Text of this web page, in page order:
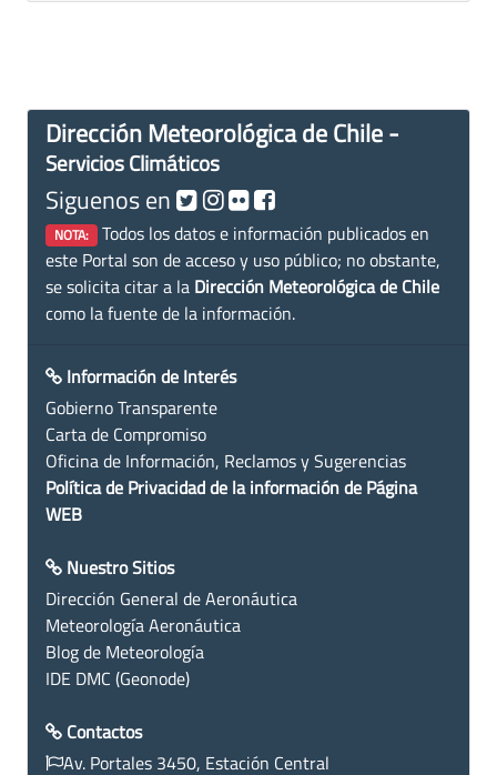
Dirección Meteorológica de Chile -
Servicios Climáticos
Siguenos en
NOTA: Todos los datos e información publicados en
este Portal son de acceso y uso público; no obstante,
se solicita citar a la Dirección Meteorológica de Chile
como la fuente de la información.
Información de Interés
Gobierno Transparente
Carta de Compromiso
Oficina de Información, Reclamos y Sugerencias
Política de Privacidad de la información de Página
WEB
Nuestro Sitios
Dirección General de Aeronáutica
Meteorología Aeronáutica
Blog de Meteorología
IDE DMC (Geonode)
Contactos
Av. Portales 3450, Estación Central